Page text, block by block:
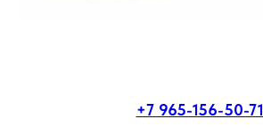
+7 965-156-50-71